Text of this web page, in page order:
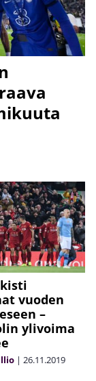
vuoden
–
ylivoima
| 26.11.2019